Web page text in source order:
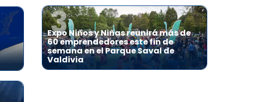
3
Expo Niños y Niñas reunirá más de
60 emprendedores este fin de
semana en el Parque Saval de
Valdivia